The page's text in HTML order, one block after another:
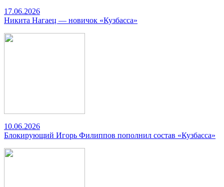
17.06.2026
Никита Нагаец — новичок «Кузбасса»
10.06.2026
Блокирующий Игорь Филиппов пополнил состав «Кузбасса»